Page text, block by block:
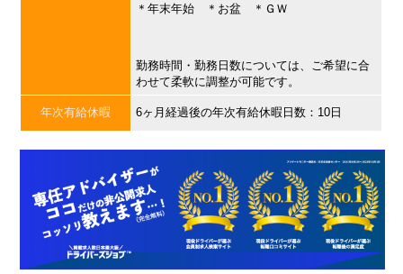
＊年末年始 ＊お盆 ＊ＧＷ
勤務時間・勤務日数については、ご希望に合
わせて柔軟に調整が可能です。
年次有給休暇 6ヶ月経過後の年次有給休暇日数：10日